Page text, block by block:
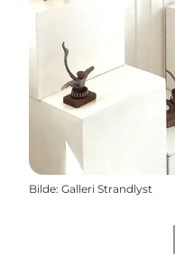
Bilde: Galleri Strandlyst